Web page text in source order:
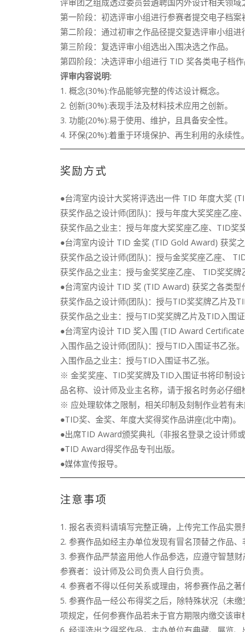
第一阶段：初选评审小组进行参赛者提交电子档案
第二阶段：通过初审之作品径提交复选评审小组进
第三阶段：复选评审小组选出入围决选之作品。
第四阶段：决选评审小组进行 TID 奖各类电子档
评审内容说明:
1. 概念(30%):作品能够完整的传达设计概念。
2. 创新(30%):表现手法及材料技术应用之创新。
3. 功能(20%):易于使用、维护，且具备安全性。
4. 环保(20%):着重于环境保护、再生利用的永续性。
奖励方式
●台湾室内设计大奖将评选出一件 TID 年度大奖
获奖作品之设计师(团队)：授与年度大奖奖座乙座
获奖作品之业主：授与年度大奖奖座乙座、TID奖
●台湾室内设计 TID 金奖 (TID Gold Award) 获奖之
获奖作品之设计师(团队)：授与金奖奖座乙座、
获奖作品之业主：授与金奖奖座乙座、 TID奖奖牌
●台湾室内设计 TID 奖 (TID Award) 获奖之各类型
获奖作品之设计师(团队)：授与TID奖奖牌乙片及
获奖作品之业主：授与TID奖奖牌乙片及TID入围证
●台湾室内设计 TID 奖入围 (TID Award
入围作品之设计师(团队)：授与TID入围证书乙张。
入围作品之业主：授与TID入围证书乙张。
※ 金奖奖座、TID奖奖牌及TID入围证书将印制设
品名称、设计师及业主名称，请于报名时务必仔
※ 应处理软体之限制，相关印制及刻制作业若有
●TID奖、金奖、年度大奖得奖作品讲座(北中南)。
●出席TID Award颁奖典礼（非报名登录之设计师
●TID Award得奖作品专刊出版。
●媒体宣传报导。
注意事项
1. 报名表资料请填写完整正确，上传完工作品实
2. 参赛作品如经主办单位发现有冒名顶替之作品
3. 参赛作品严禁盗用他人作品参选，应遵守智慧
参赛者：设计师及公司负责人自行负责。
4. 参赛者不得以任何关系或理由，将参赛作品之
5. 参赛作品一经公布得奖之后，除特殊状况（未
项规定，任何参赛作品若未于官方期限内缴交该